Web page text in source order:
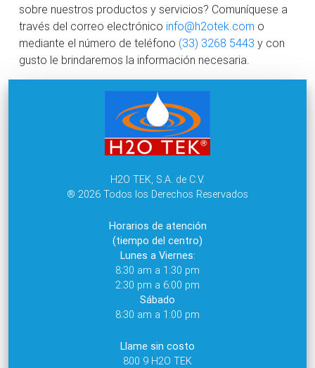
sobre nuestros productos y servicios? Comuníquese a
través del correo electrónico info@h2otek.com o
mediante el número de teléfono (33) 3268 5443 y con
gusto le brindaremos la información necesaria.
H2O TEK, S.A. de C.V.
® 2026 Todos los Derechos Reservados
Horarios de atención
(tiempo del centro)
Lunes a Viernes:
8:30 am a 1:30 pm
2:30 pm a 6:00 pm
Sábado
8:30 am a 1:00 pm
Llame sin costo
800 9 H2O TEK